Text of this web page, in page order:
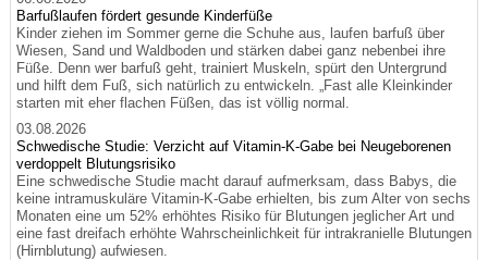
Barfußlaufen fördert gesunde Kinderfüße
Kinder ziehen im Sommer gerne die Schuhe aus, laufen barfuß über
Wiesen, Sand und Waldboden und stärken dabei ganz nebenbei ihre
Füße. Denn wer barfuß geht, trainiert Muskeln, spürt den Untergrund
und hilft dem Fuß, sich natürlich zu entwickeln. „Fast alle Kleinkinder
starten mit eher flachen Füßen, das ist völlig normal.
03.08.2026
Schwedische Studie: Verzicht auf Vitamin-K-Gabe bei Neugeborenen
verdoppelt Blutungsrisiko
Eine schwedische Studie macht darauf aufmerksam, dass Babys, die
keine intramuskuläre Vitamin-K-Gabe erhielten, bis zum Alter von sechs
Monaten eine um 52% erhöhtes Risiko für Blutungen jeglicher Art und
eine fast dreifach erhöhte Wahrscheinlichkeit für intrakranielle Blutungen
(Hirnblutung) aufwiesen.